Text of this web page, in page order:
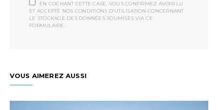
EN COCHANT CETTE CASE, VOUS CONFIRMEZ AVOIR LU
ET ACCEPTÉ NOS CONDITIONS D'UTILISATION CONCERNANT
LE STOCKAGE DES DONNÉES SOUMISES VIA CE
FORMULAIRE.
VOUS AIMEREZ AUSSI